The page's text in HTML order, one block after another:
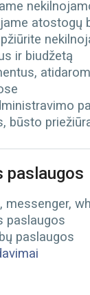
atostogų
ir biudžetą
būsto
paslaugos
paslaugos
paslaugos